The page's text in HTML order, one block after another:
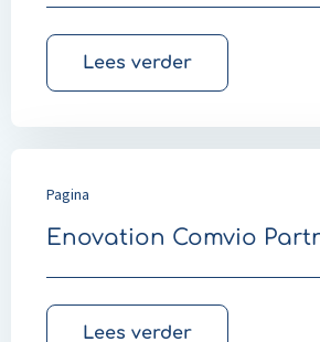
Lees verder
Pagina
Enovation Comvio
Lees verder